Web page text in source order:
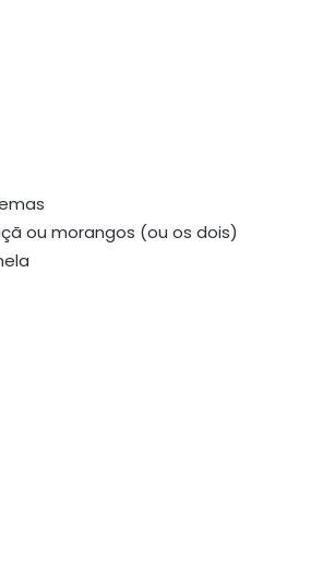
ou morangos (ou os dois)